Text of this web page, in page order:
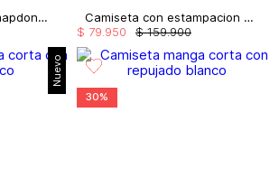
Camiseta con estamapdonavidad disney
Camiseta con estampacion take a walk
$ 159.900
$ 79 950
Nuevo
30%